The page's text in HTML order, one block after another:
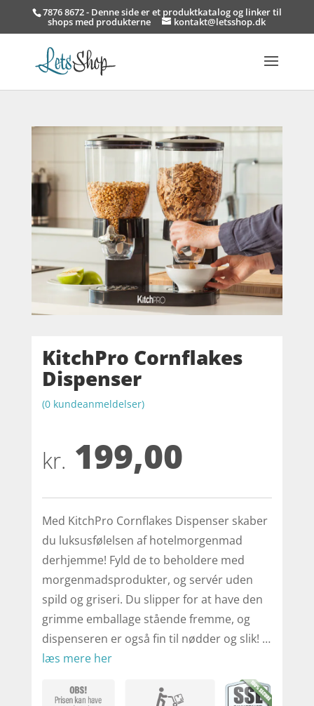
7876 8672 - Denne side er et produktkatalog og linker til
shops med produkterne kontakt@letsshop.dk
KitchPro Cornflakes
Dispenser
(0kundeanmeldelser)
kr. 199,00
Med KitchPro Cornflakes Dispenser skaber
du luksusfølelsen af hotelmorgenmad
derhjemme! Fyld de to beholdere med
morgenmadsprodukter, og servér uden
spild og griseri. Du slipper for at have den
grimme emballage stående fremme, og
dispenseren er også fin til nødder og slik! …
læs mere her